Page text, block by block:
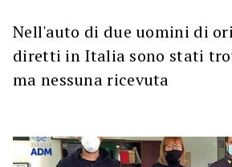
Nell'auto di due uomini di
diretti in Italia sono stati
ma nessuna ricevuta